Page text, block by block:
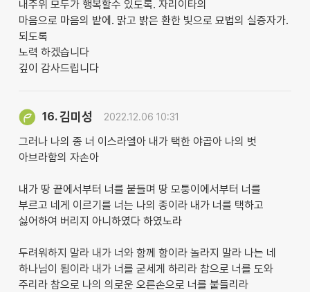
내주위 모두가 행복할수 있도록. 자리이타의
마음으로 마음의 밭에. 맑고 밝은 환한 빛으로 묘법의 실증자가.
되도록
노력 하겠습니다
깊이 감사드립니다
16.김미성 2022.12.06 10:31
그러나 나의 종 너 이스라엘아 내가 택한 야곱아 나의 벗
아브라함의 자손아
내가 땅 끝에서부터 너를 붙들며 땅 모퉁이에서부터 너를
부르고 네게 이르기를 너는 나의 종이라 내가 너를 택하고
싫어하여 버리지 아니하였다 하였노라
두려워하지 말라 내가 너와 함께 함이라 놀라지 말라 나는 네
하나님이 됨이라 내가 너를 굳세게 하리라 참으로 너를 도와
주리라 참으로 나의 의로운 오른손으로 너를 붙들리라